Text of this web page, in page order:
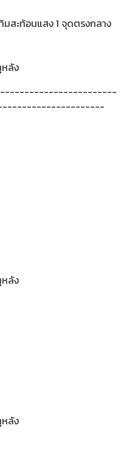
สะท้อนแสง 1 จุดตรงกลาง
ลัง
ลัง
ลัง